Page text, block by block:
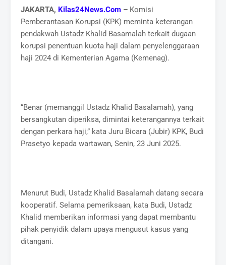
JAKARTA, Kilas24News.Com – Komisi
Pemberantasan Korupsi (KPK) meminta keterangan
pendakwah Ustadz Khalid Basamalah terkait dugaan
korupsi penentuan kuota haji dalam penyelenggaraan
haji 2024 di Kementerian Agama (Kemenag).
“Benar (memanggil Ustadz Khalid Basalamah), yang
bersangkutan diperiksa, dimintai keterangannya terkait
dengan perkara haji,” kata Juru Bicara (Jubir) KPK, Budi
Prasetyo kepada wartawan, Senin, 23 Juni 2025.
Menurut Budi, Ustadz Khalid Basalamah datang secara
kooperatif. Selama pemeriksaan, kata Budi, Ustadz
Khalid memberikan informasi yang dapat membantu
pihak penyidik dalam upaya mengusut kasus yang
ditangani.